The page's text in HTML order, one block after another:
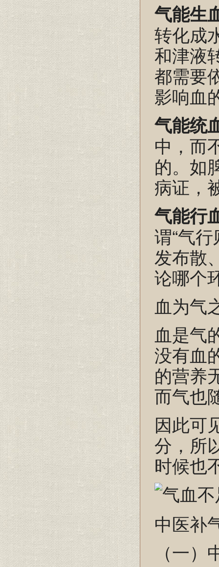
气能生
转化成
和津液
都需要
影响血
气能统
中，而
的。如
病证，
气能行
谓“气
发布散
论哪个
血为气
血是气
没有血
的营养
而气也
因此可
分，所
时候也
中医补
（一